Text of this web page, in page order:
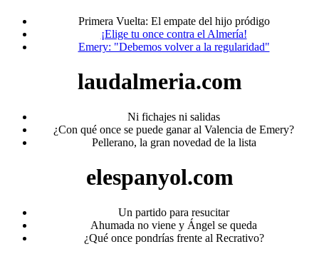
Primera Vuelta: El empate del hijo pródigo
¡Elige tu once contra el Almería!
Emery: "Debemos volver a la regularidad"
laudalmeria.com
Ni fichajes ni salidas
¿Con qué once se puede ganar al Valencia de Emery?
Pellerano, la gran novedad de la lista
elespanyol.com
Un partido para resucitar
Ahumada no viene y Ángel se queda
¿Qué once pondrías frente al Recrativo?